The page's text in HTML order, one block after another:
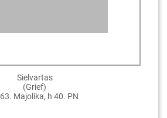
Sielvartas
(Grief)
Majolika, h 40. PN